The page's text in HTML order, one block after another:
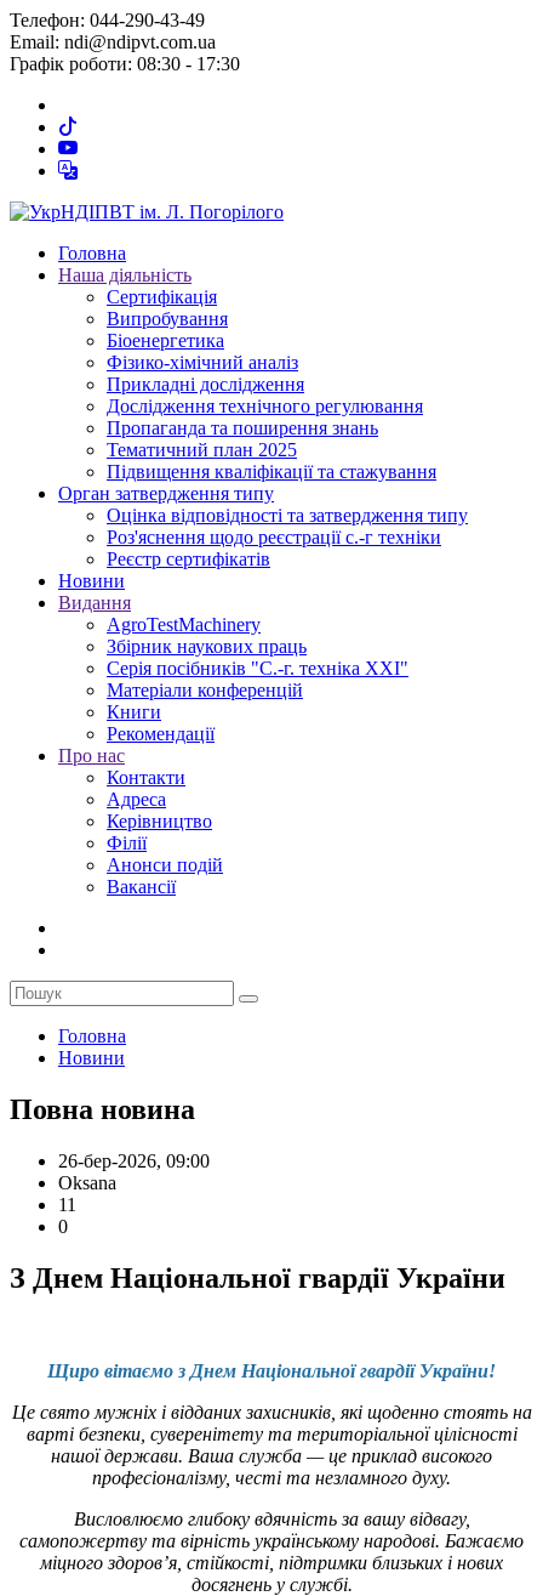
Телефон: 044-290-43-49
Email: ndi@ndipvt.com.ua
Графік роботи: 08:30 - 17:30
Головна
Наша діяльність
Сертифікація
Випробування
Біоенергетика
Фізико-хімічний аналіз
Прикладні дослідження
Дослідження технічного регулювання
Пропаганда та поширення знань
Тематичний план 2025
Підвищення кваліфікації та стажування
Орган затвердження типу
Оцінка відповідності та затвердження типу
Роз'яснення щодо реєстрації с.-г техніки
Реєстр сертифікатів
Новини
Видання
AgroTestMachinery
Збірник наукових праць
Серія посібників "С.-г. техніка XXI"
Матеріали конференцій
Книги
Рекомендації
Про нас
Контакти
Адреса
Керівництво
Філії
Анонси подій
Вакансії
Головна
Новини
Повна новина
26-бер-2026, 09:00
Oksana
11
0
З Днем Національної гвардії України
Щиро вітаємо з Днем Національної гвардії України!
Це свято мужніх і відданих захисників, які щоденно стоять на
варті безпеки, суверенітету та територіальної цілісності
нашої держави. Ваша служба — це приклад високого
професіоналізму, честі та незламного духу.
Висловлюємо глибоку вдячність за вашу відвагу,
самопожертву та вірність українському народові. Бажаємо
міцного здоров’я, стійкості, підтримки близьких і нових
досягнень у службі.